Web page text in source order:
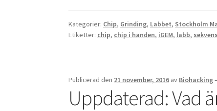
Kategorier: Chip, Grinding, Labbet, Stockholm
Etiketter: chip, chip i handen, iGEM, labb,
Publicerad den 21 november, 2016 av Biohacking
Uppdaterad: Vad